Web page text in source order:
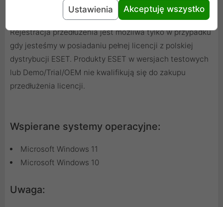
Rejestracja przedłużenia jest możliwa tylko w przypadku
gdy jesteśmy w posiadaniu pełnej licencji z polskiej
dystrybucji ESET. Produkty ESET w wersjach testowych
lub Demo/Trial/OEM nie kwalifikują się do zakupu
przedłużenia licencji.
Wspierane systemy operacyjne:
Microsoft Windows 11
Microsoft Windows 10
Uwaga:
Ustawienia Akceptuję wszystko